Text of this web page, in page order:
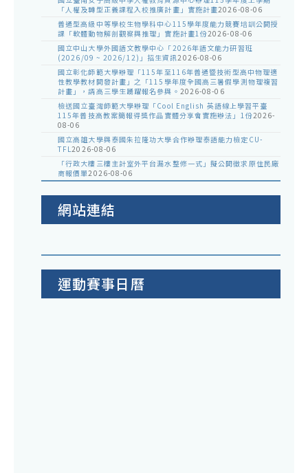
「人權及轉型正義課程入校推廣計畫」實施計畫2026-08-06
普通型高級中等學校生物學科中心115學年度能力競賽培訓公開授
課「軟體動物解剖觀察與推理」實施計畫1份2026-08-06
國立中山大學外國語文教學中心「2026年語文能力研習班
(2026/09 ~ 2026/12)」招生資訊2026-08-06
國立彰化師範大學辦理「115年至116年普通暨技術型高中物理適
性教學教材開發計畫」之「115學年度全國高三暑假學測物理複習
計畫」，請高三學生踴躍報名參與。 2026-08-06
檢送國立臺灣師範大學辦理「Cool English 英語線上學習平臺
115年普技高教案簡報得獎作品實體分享會實施辦法」1份2026-
08-06
國立高雄大學與泰國朱拉隆功大學合作辦理泰語能力檢定CU-
TFL2026-08-06
「行政大樓三樓主計室外平台漏水整修一式」擬公開徵求原住民廠
商報價單2026-08-06
網站連結
運動賽事日曆